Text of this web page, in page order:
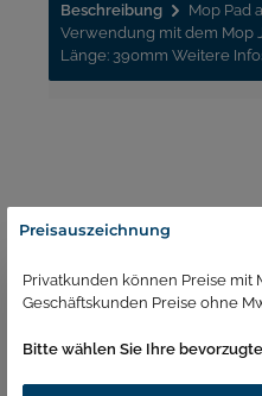
Beschreibung
Mop Pad
Verwendung mit dem Mop
Länge: 390mm Weitere
Ähnliche Produkte
Tipp
Preisauszeichnung
Privatkunden können Preise mit
Geschäftskunden Preise ohne
Bitte wählen Sie Ihre